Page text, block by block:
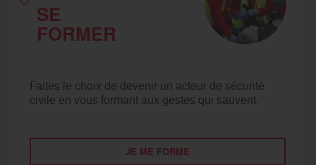
SE
FORMER
Faites le choix de devenir un acteur de sécurité
civile en vous formant aux gestes qui sauvent.
JE ME FORME